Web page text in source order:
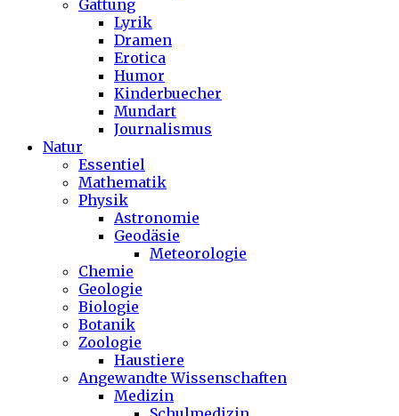
Gattung
Lyrik
Dramen
Erotica
Humor
Kinderbuecher
Mundart
Journalismus
Natur
Essentiel
Mathematik
Physik
Astronomie
Geodäsie
Meteorologie
Chemie
Geologie
Biologie
Botanik
Zoologie
Haustiere
Angewandte Wissenschaften
Medizin